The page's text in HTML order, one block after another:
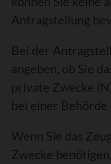
Antragstellung
Bei der
angeben, ob Sie
private Zwecke
bei einer Behörde
Wenn Sie das
Zwecke